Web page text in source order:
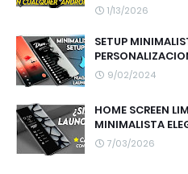
1/13/2026
SETUP
9/02/2024
HOME SCREEN
MINIMALISTA
7/03/2026